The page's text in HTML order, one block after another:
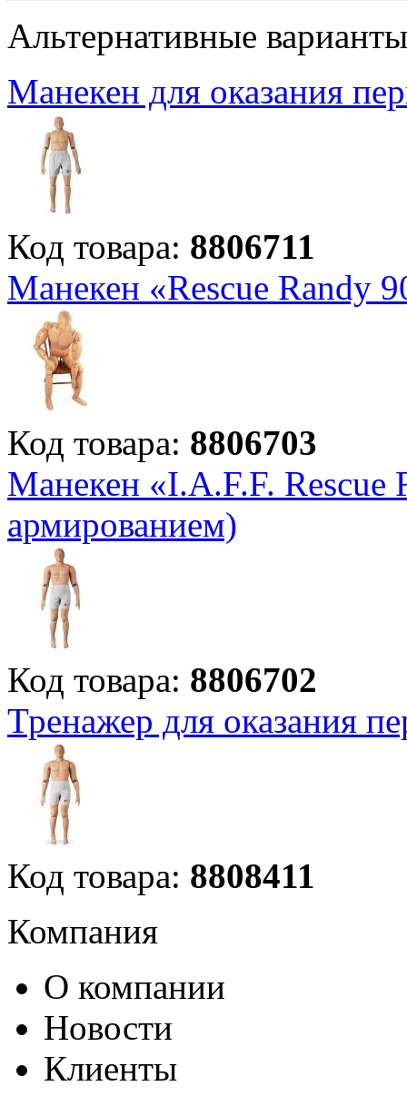
Альтернативные варианты
Манекен для оказания
Код товара: 8806711
Манекен «Rescue Randy
Код товара: 8806703
Манекен «I.A.F.F. Rescue
армированием)
Код товара: 8806702
Тренажер для оказания
Код товара: 8808411
Компания
О компании
Новости
Клиенты